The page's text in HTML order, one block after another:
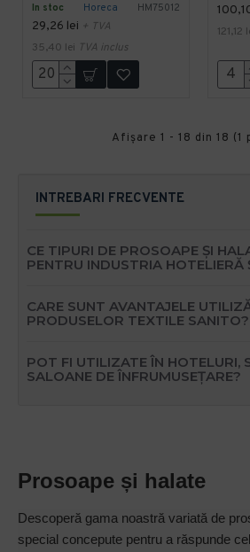
In stoc Horeca HM75012
29,26 lei + TVA
35,40 lei TVA inclus
121,12
Afişare 1 - 18 din 18 (1
INTREBARI FRECVENTE
CE TIPURI DE PROSOAPE ȘI
PENTRU INDUSTRIA HOTELIERĂ
CARE SUNT AVANTAJELE
PRODUSELOR TEXTILE SANITO?
POT FI UTILIZATE ÎN HOTELURI,
SALOANE DE ÎNFRUMUSEȚARE?
Prosoape și halate
Descoperă gama noastră variată de
special concepute pentru a răspunde